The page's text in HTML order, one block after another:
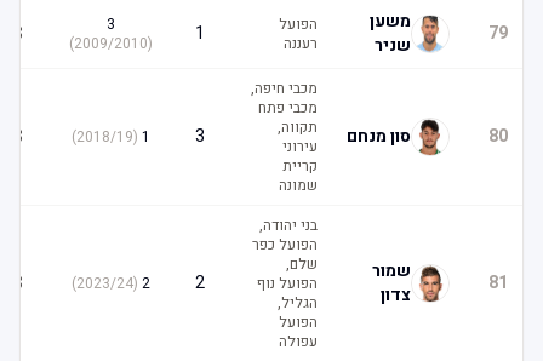
79
משען
שניר
הפועל
רעננה
2009/2010
)
80 סון מנחם
מכבי חיפה,
מכבי פתח
תקווה,
עירוני
קריית
שמונה
2018/19
)
81
שמור
צדון
בני יהודה,
הפועל כפר
שלם,
הפועל נוף
הגליל,
הפועל
עפולה
(
2023/24
)